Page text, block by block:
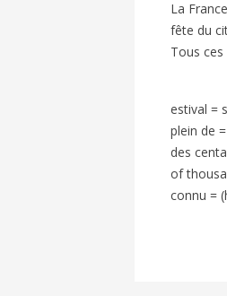
La
fête du
Tous
estival =
plein de
des
of
connu =